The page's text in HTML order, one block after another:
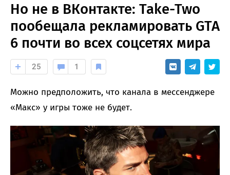
Но не в ВКонтакте: Take-Two
пообещала рекламировать GTA
6 почти во всех соцсетях мира
25 1
Можно предположить, что канала в мессенджере
«Макс» у игры тоже не будет.